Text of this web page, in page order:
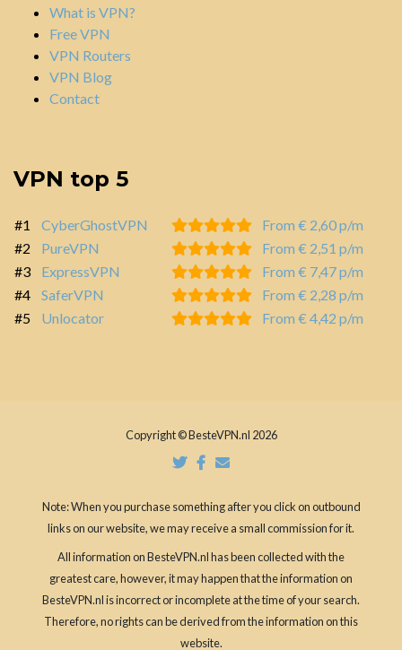
What is VPN?
Free VPN
VPN Routers
VPN Blog
Contact
VPN top 5
#1 CyberGhostVPN
From € 2,60 p/m
#2
PureVPN
From € 2,51 p/m
#3
ExpressVPN
From € 7,47 p/m
#4
SaferVPN
From € 2,28 p/m
#5
Unlocator From € 4,42 p/m
Copyright © BesteVPN.nl 2026
Note: When you purchase something after you click on outbound
links on our website, we may receive a small commission for it.
All information on BesteVPN.nl has been collected with the
greatest care, however, it may happen that the information on
BesteVPN.nl is incorrect or incomplete at the time of your search.
Therefore, no rights can be derived from the information on this
website.